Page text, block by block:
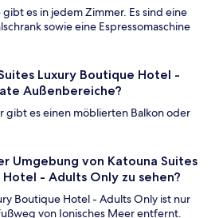
es in jedem Zimmer. Es sind eine
sowie eine Espressomaschine
Luxury Boutique Hotel -
Außenbereiche?
gibt es einen möblierten Balkon oder
Umgebung von Katouna Suites
- Adults Only zu sehen?
Boutique Hotel - Adults Only ist nur
von Ionisches Meer entfernt.